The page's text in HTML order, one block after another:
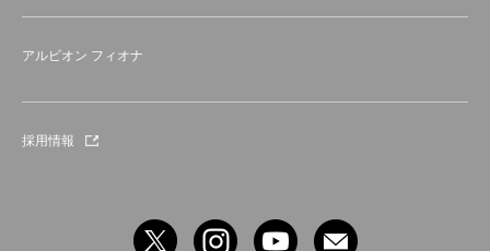
アルビオン フィオナ
採用情報